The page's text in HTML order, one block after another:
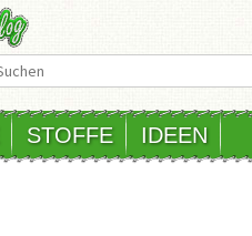
STOFFE IDEEN